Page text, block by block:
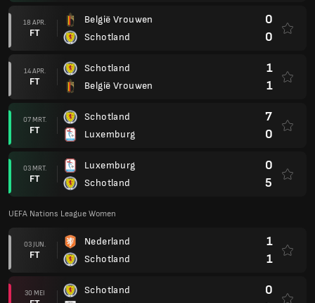
18 APR.
FT
België Vrouwen
Schotland
0
0
14 APR.
FT
Schotland
België Vrouwen
1
1
07 MRT.
FT
Schotland
Luxemburg
7
0
03 MRT.
FT
Luxemburg
Schotland
0
5
UEFA Nations League Women
03 JUN.
FT
Nederland
Schotland
1
1
30 MEI
Schotland
0